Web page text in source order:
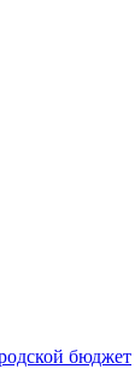
бюджет